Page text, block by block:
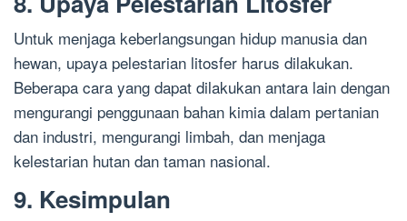
Untuk menjaga keberlangsungan hidup manusia dan
hewan, upaya pelestarian litosfer harus dilakukan.
Beberapa cara yang dapat dilakukan antara lain dengan
mengurangi penggunaan bahan kimia dalam pertanian
dan industri, mengurangi limbah, dan menjaga
kelestarian hutan dan taman nasional.
9. Kesimpulan